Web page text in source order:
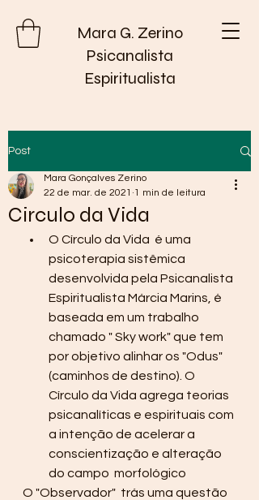
Mara G. Zerino
Psicanalista
Espiritualista
Post
Circulo da Vida
Mara Gonçalves Zerino
22 de mar. de 2021 1 min de leitura
O Círculo da Vida  é uma
psicoterapia sistêmica
desenvolvida pela Psicanalista
Espiritualista Márcia Marins, é
baseada em um trabalho
chamado " Sky work" que tem
por objetivo alinhar os "Odus"
(caminhos de destino). O
Círculo da Vida agrega teorias
psicanalíticas e espirituais com
a intenção de acelerar a
conscientização e alteração
do campo  morfológico
O "Observador"  trás uma questão